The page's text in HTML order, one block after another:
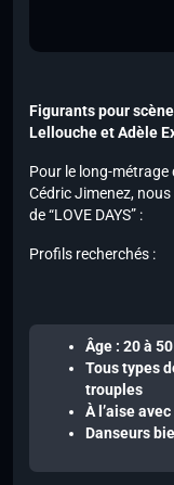
Figurants pour
Lellouche et Adèle
Pour le long-métrage
Cédric Jimenez,
de “LOVE DAYS” :
Profils recherchés :
Âge : 20 à
Tous types
trouples
À l’aise
Danseurs